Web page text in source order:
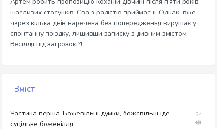
щасливих стосунків. Єва з радістю приймає її. Однак, вже
через кілька днів наречена без попередження вирушає у
спонтанну поїздку, лишивши записку з дивним змістом.
Весілля під загрозою?!
Зміст
Частина перша. Божевільні думки, божевільні ідеї…
суцільне божевілля
54